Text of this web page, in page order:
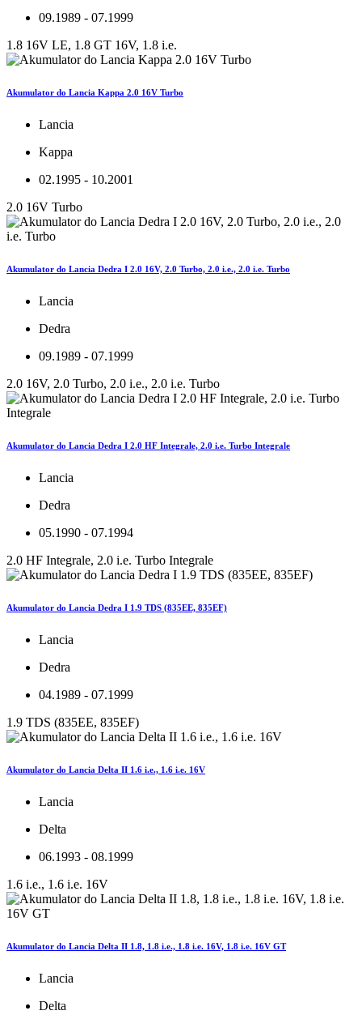
09.1989 - 07.1999
1.8 16V LE, 1.8 GT 16V, 1.8 i.e.
Akumulator do Lancia Kappa 2.0 16V Turbo
Lancia
Kappa
02.1995 - 10.2001
2.0 16V Turbo
Akumulator do Lancia Dedra I 2.0 16V, 2.0 Turbo, 2.0 i.e., 2.0 i.e. Turbo
Lancia
Dedra
09.1989 - 07.1999
2.0 16V, 2.0 Turbo, 2.0 i.e., 2.0 i.e. Turbo
Akumulator do Lancia Dedra I 2.0 HF Integrale, 2.0 i.e. Turbo Integrale
Lancia
Dedra
05.1990 - 07.1994
2.0 HF Integrale, 2.0 i.e. Turbo Integrale
Akumulator do Lancia Dedra I 1.9 TDS (835EE, 835EF)
Lancia
Dedra
04.1989 - 07.1999
1.9 TDS (835EE, 835EF)
Akumulator do Lancia Delta II 1.6 i.e., 1.6 i.e. 16V
Lancia
Delta
06.1993 - 08.1999
1.6 i.e., 1.6 i.e. 16V
Akumulator do Lancia Delta II 1.8, 1.8 i.e., 1.8 i.e. 16V, 1.8 i.e. 16V GT
Lancia
Delta